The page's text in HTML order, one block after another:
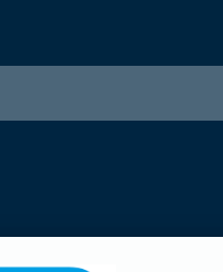
gesamte Gebäude mit